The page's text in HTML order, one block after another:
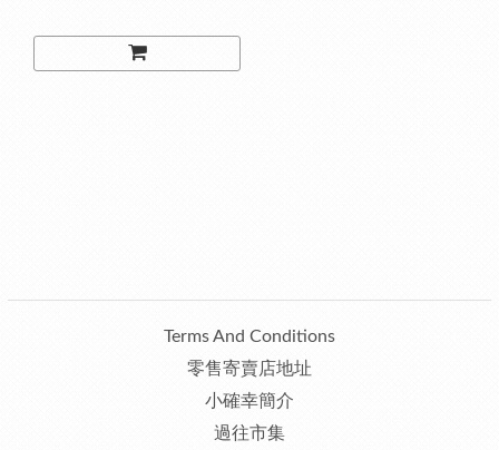
Terms And Conditions
零售寄賣店地址
小確幸簡介
過往市集